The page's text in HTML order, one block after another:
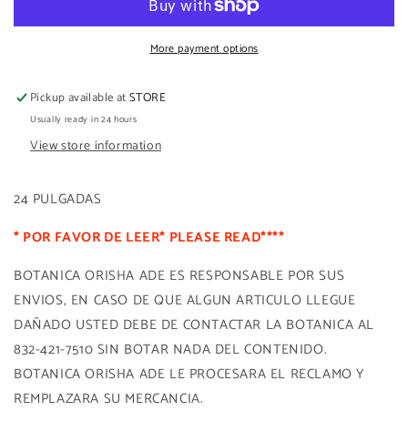
More payment options
Pickup available atSTORE
Usually ready in 24 hours
View store information
24 PULGADAS
* POR FAVOR DE LEER* PLEASE READ****
BOTANICA ORISHA ADE ES RESPONSABLE POR SUS
ENVIOS, EN CASO DE QUE ALGUN ARTICULO LLEGUE
DAÑADO USTED DEBE DE CONTACTAR LA BOTANICA AL
832-421-7510 SIN BOTAR NADA DEL CONTENIDO.
BOTANICA ORISHA ADE LE PROCESARA EL RECLAMO Y
REMPLAZARA SU MERCANCIA.